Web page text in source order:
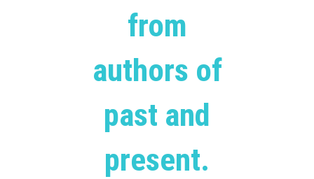
from
authors of
past and
present.